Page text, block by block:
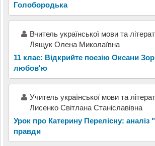
Голобородька
Вчитель української мови та
Лящук Олена Миколаївна
11 клас: Відкрийте поезію Оксани
любов'ю
Учитель української мови та
Лисенко Світлана Станіславівна
Урок про Катерину Перелісну: аналіз
правди